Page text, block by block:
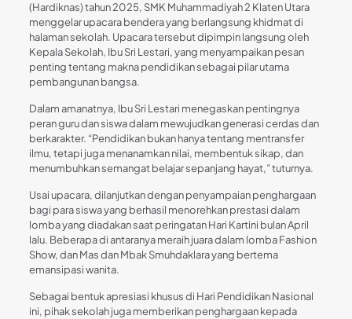
(Hardiknas) tahun 2025, SMK Muhammadiyah 2 Klaten Utara
menggelar upacara bendera yang berlangsung khidmat di
halaman sekolah. Upacara tersebut dipimpin langsung oleh
Kepala Sekolah, Ibu Sri Lestari, yang menyampaikan pesan
penting tentang makna pendidikan sebagai pilar utama
pembangunan bangsa.
Dalam amanatnya, Ibu Sri Lestari menegaskan pentingnya
peran guru dan siswa dalam mewujudkan generasi cerdas dan
berkarakter. “Pendidikan bukan hanya tentang mentransfer
ilmu, tetapi juga menanamkan nilai, membentuk sikap, dan
menumbuhkan semangat belajar sepanjang hayat,” tuturnya.
Usai upacara, dilanjutkan dengan penyampaian penghargaan
bagi para siswa yang berhasil menorehkan prestasi dalam
lomba yang diadakan saat peringatan Hari Kartini bulan April
lalu. Beberapa di antaranya meraih juara dalam lomba Fashion
Show, dan Mas dan Mbak Smuhdaklara yang bertema
emansipasi wanita.
Sebagai bentuk apresiasi khusus di Hari Pendidikan Nasional
ini, pihak sekolah juga memberikan penghargaan kepada